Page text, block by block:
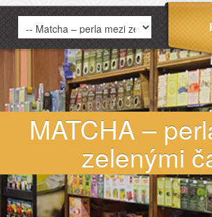
MATCHA –
zelenými